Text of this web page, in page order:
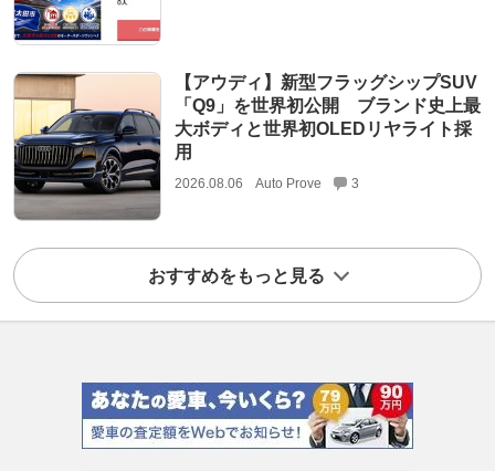
【アウディ】新型フラッグシップSUV
「Q9」を世界初公開 ブランド史上最
大ボディと世界初OLEDリヤライト採
用
2026.08.06 Auto Prove 3
おすすめをもっと見る